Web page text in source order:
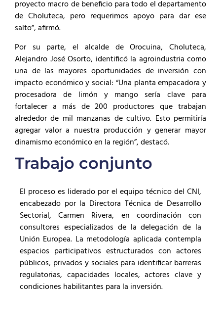
proyecto macro de beneficio para todo el departamento
de Choluteca, pero requerimos apoyo para dar ese
salto”, afirmó.
Por su parte, el alcalde de Orocuina, Choluteca,
Alejandro José Osorto, identificó la agroindustria como
una de las mayores oportunidades de inversión con
impacto económico y social: “Una planta empacadora y
procesadora de limón y mango sería clave para
fortalecer a más de 200 productores que trabajan
alrededor de mil manzanas de cultivo. Esto permitiría
agregar valor a nuestra producción y generar mayor
dinamismo económico en la región”, destacó.
Trabajo conjunto
El proceso es liderado por el equipo técnico del CNI,
encabezado por la Directora Técnica de Desarrollo
Sectorial, Carmen Rivera, en coordinación con
consultores especializados de la delegación de la
Unión Europea. La metodología aplicada contempla
espacios participativos estructurados con actores
públicos, privados y sociales para identificar barreras
regulatorias, capacidades locales, actores clave y
condiciones habilitantes para la inversión.